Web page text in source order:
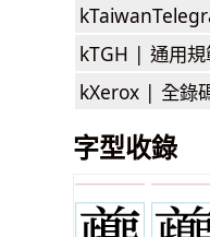
kTGH | 通用
kXerox | 全錄
字型收錄